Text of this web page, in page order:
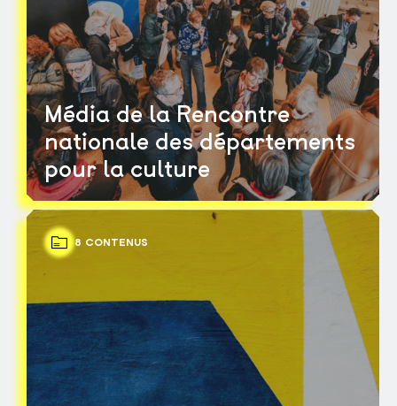
Média de la Rencontre
nationale des départements
pour la culture
8 CONTENUS